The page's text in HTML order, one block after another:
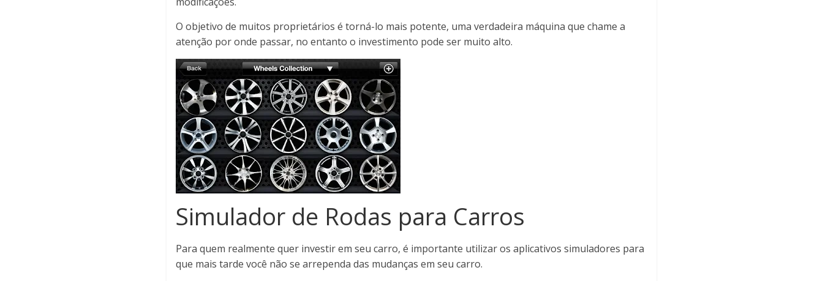
O objetivo de muitos proprietários é torná-lo mais potente, uma verdadeira máquina que chame a
atenção por onde passar, no entanto o investimento pode ser muito alto.
Simulador de Rodas para Carros
Para quem realmente quer investir em seu carro, é importante utilizar os aplicativos simuladores para
que mais tarde você não se arrependa das mudanças em seu carro.